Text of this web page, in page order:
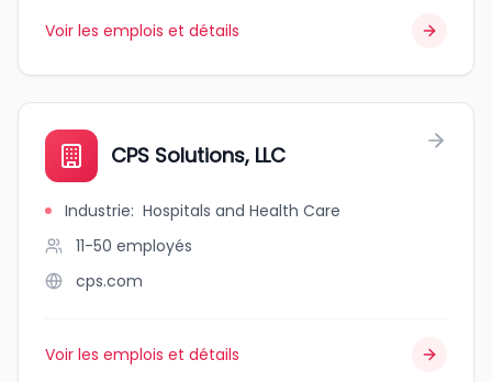
Voir les emplois et détails
CPS Solutions, LLC
Industrie: Hospitals and Health Care
11-50 employés
cps.com
Voir les emplois et détails